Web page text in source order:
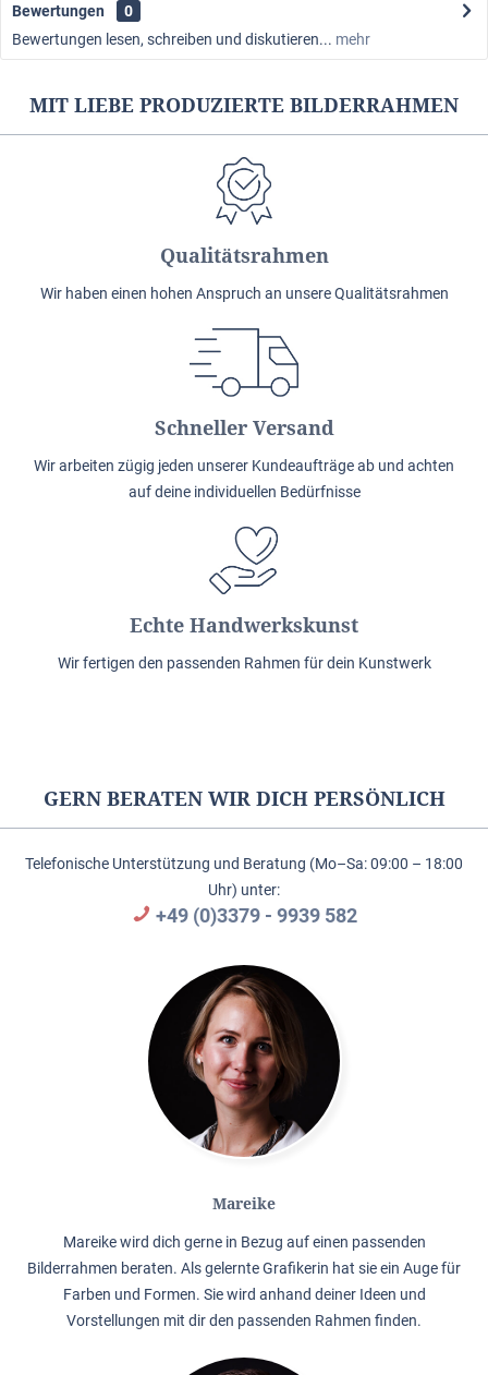
Bewertungen
0
Bewertungen lesen, schreiben und diskutieren... mehr
MIT LIEBE PRODUZIERTE BILDERRAHMEN
Qualitätsrahmen
Wir haben einen hohen Anspruch an unsere Qualitätsrahmen
Schneller Versand
Wir arbeiten zügig jeden unserer Kundeaufträge ab und achten
auf deine individuellen Bedürfnisse
Echte Handwerkskunst
Wir fertigen den passenden Rahmen für dein Kunstwerk
GERN BERATEN WIR DICH PERSÖNLICH
Telefonische Unterstützung und Beratung (Mo–Sa: 09:00 – 18:00
Uhr) unter:
+49 (0)3379 - 9939 582
Mareike
Mareike wird dich gerne in Bezug auf einen passenden
Bilderrahmen beraten. Als gelernte Grafikerin hat sie ein Auge für
Farben und Formen. Sie wird anhand deiner Ideen und
Vorstellungen mit dir den passenden Rahmen finden.